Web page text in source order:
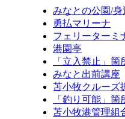
みなとの公園/身
勇払マリーナ
フェリーターミ
港園亭
「立入禁止」箇
みなと出前講座
苫小牧クルーズ
「釣り可能」箇
苫小牧港管理組